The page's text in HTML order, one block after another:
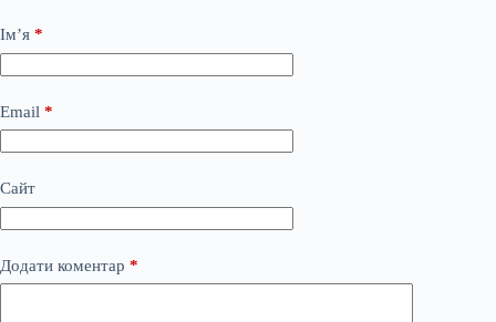
Ім’я *
Email *
Сайт
Додати коментар *